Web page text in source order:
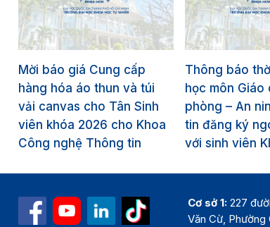
Mời báo giá Cung cấp
hàng hóa áo thun và túi
vải canvas cho Tân Sinh
viên khóa 2026 cho Khoa
Công nghệ Thông tin
Thông báo
học môn Giáo
phòng – An
tin đăng ký
với sinh viên
Cơ sở 1: 227
Văn Cừ, Phường